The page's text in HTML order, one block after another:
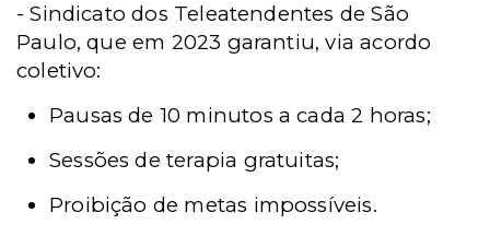
- Sindicato dos Teleatendentes de São
Paulo, que em 2023 garantiu, via acordo
coletivo:
Pausas de 10 minutos a cada 2 horas;
Sessões de terapia gratuitas;
Proibição de metas impossíveis.